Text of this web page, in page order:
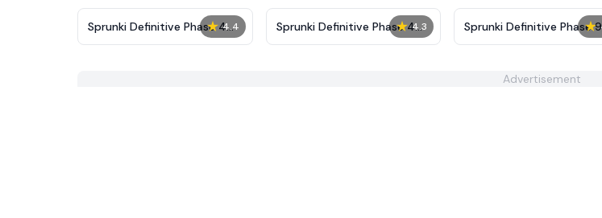
★ 4.4
Sprunki Definitive Phase 4
New Ver
★ 4.3
Sprunki Definitive Phase 4
But Alive
★
Sprunki Definitive Phase 9
Fan-made
Advertisement